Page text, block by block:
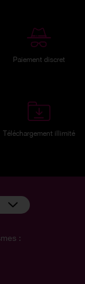
Paiement discret
Téléchargement illimité
: